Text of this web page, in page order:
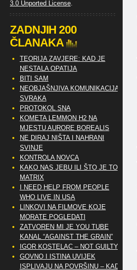
3.0 Unported License.
ZADNJIH 200
ČLANAKA
TEORIJA ZAVJERE: KAD JE
NESTALA OPATIJA
BITI SAM
NEOBJAŠNJIVA KOMUNIKACIJA
SVRAKA
PROTOKOL SNA
KOMETA LEMMON H2 NA
MJESTU AURORE BOREALIS
NE DIRAJ NIŠTA I NAHRANI
SVINJE
KONTROLA NOVCA
KAKO NAS JEBU ILI ŠTO JE TO
MATRIX
I NEED HELP FROM PEOPLE
WHO LIVE IN USA
LINKOVI NA FILMOVE KOJE
MORATE POGLEDATI
ZATVOREN MI JE YOU TUBE
KANAL “AGAINST THE GRAIN”
IGOR KOSTELAC – NOT GUILTY
GOVNO I ISTINA UVIJEK
ISPLIVAJU NA POVRŠINU – KAD